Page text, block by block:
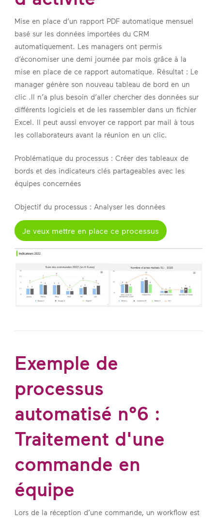
Mise en place d’un rapport PDF automatique mensuel
basé sur les données importées du CRM
automatiquement. Les managers ont permis
d’économiser une demi journée par mois grâce à la
mise en place de ce rapport automatique. Résultat : Le
manager génère son nouveau tableau de bord en un
clic .Il n’a plus besoin d’aller chercher des données sur
différents logiciels et de les rassembler dans un fichier
Excel. Il peut aussi envoyer ce rapport par mail à tous
les collaborateurs avant la réunion en un clic.
Problématique du processus : Créer des tableaux de
bords et des indicateurs clés partageables avec les
équipes concernées
Objectif du processus : Analyser les données
Je veux mettre en place ce processus
Exemple de
processus
automatisé n°6 :
Traitement d'une
commande en
équipe
Lors de la réception d’une commande, un workflow est